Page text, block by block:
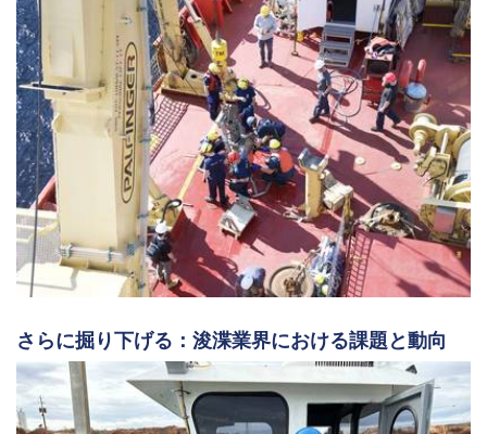
さらに掘り下げる：浚渫業界における課題と動向